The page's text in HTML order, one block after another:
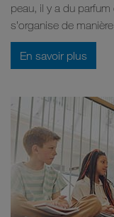
peau, il y a du parfum
s’organise de
En savoir plus